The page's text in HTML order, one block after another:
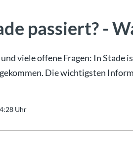
passiert? -
viele offene Fragen: In Stade
Die wichtigsten
Uhr